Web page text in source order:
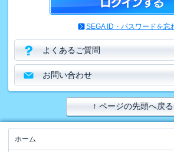
SEGA ID・パスワードを忘
よくあるご質問
お問い合わせ
↑ ページの先頭へ戻る
ホーム